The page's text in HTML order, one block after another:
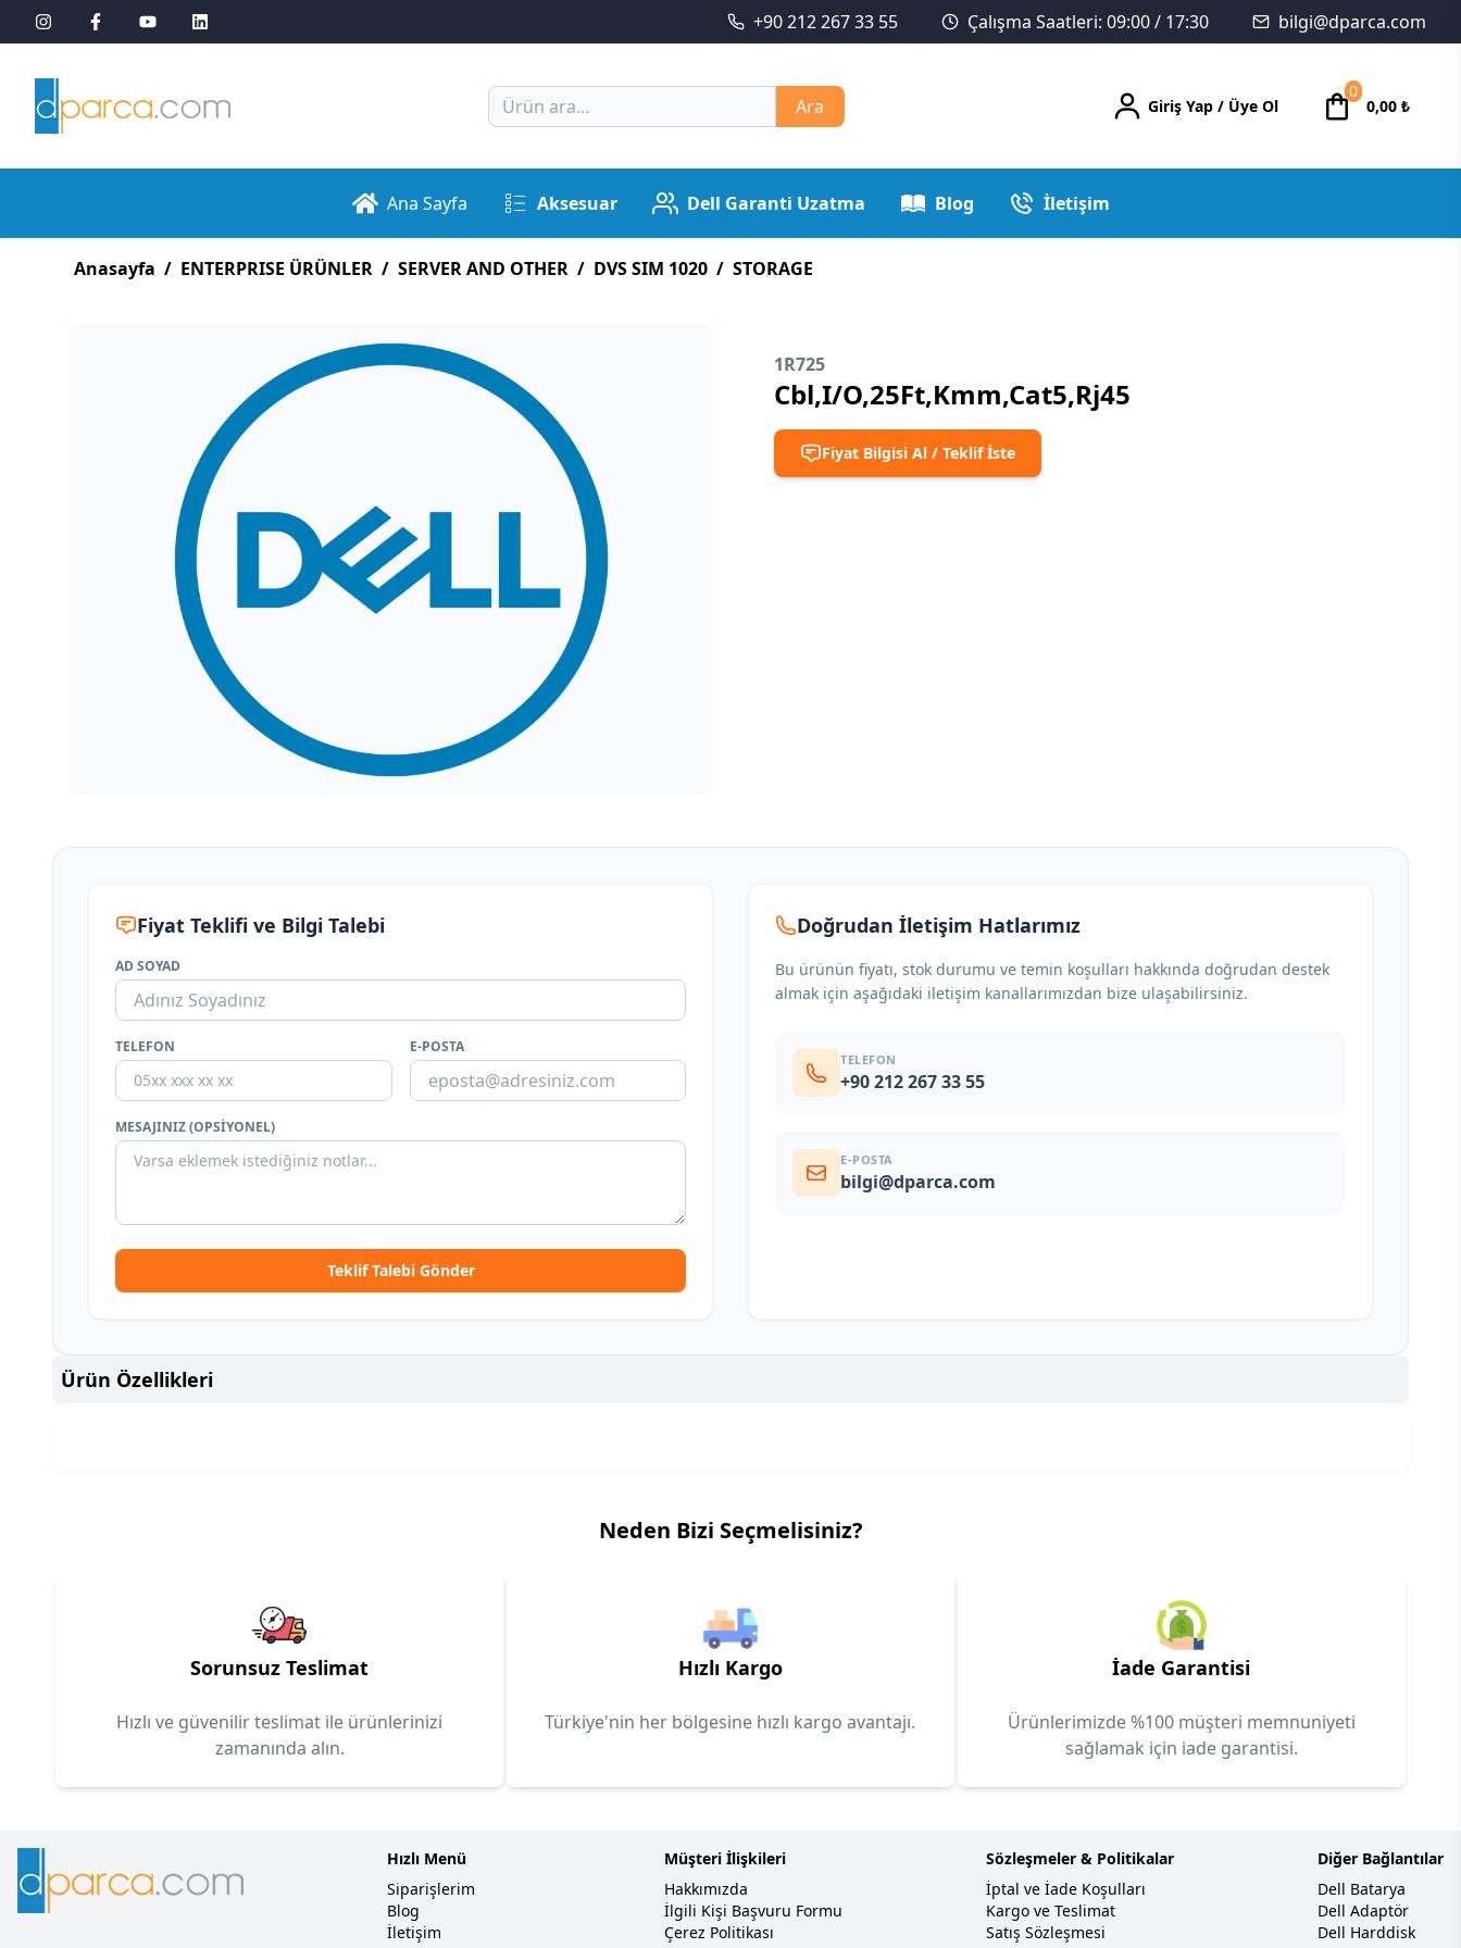
+90 212 267 33 55 Çalışma Saatleri: 09:00 / 17:30 bilgi@dparca.com
Ara Giriş Yap / Üye Ol
0
0,00 ₺
Ana Sayfa Aksesuar Dell Garanti Uzatma Blog İletişim
Anasayfa / ENTERPRISE ÜRÜNLER / SERVER AND OTHER / DVS SIM 1020 / STORAGE
1R725
Cbl,I/O,25Ft,Kmm,Cat5,Rj45
Fiyat Bilgisi Al / Teklif İste
Fiyat Teklifi ve Bilgi Talebi
AD SOYAD
TELEFON E-POSTA
MESAJINIZ (OPSIYONEL)
Teklif Talebi Gönder
Doğrudan İletişim Hatlarımız
Bu ürünün fiyatı, stok durumu ve temin koşulları hakkında doğrudan destek
almak için aşağıdaki iletişim kanallarımızdan bize ulaşabilirsiniz.
TELEFON
+90 212 267 33 55
E-POSTA
bilgi@dparca.com
Ürün Özellikleri
Neden Bizi Seçmelisiniz?
Sorunsuz Teslimat
Hızlı ve güvenilir teslimat ile ürünlerinizi
zamanında alın.
Hızlı Kargo
Türkiye'nin her bölgesine hızlı kargo avantajı.
İade Garantisi
Ürünlerimizde %100 müşteri memnuniyeti
sağlamak için iade garantisi.
Hızlı Menü
Siparişlerim
Blog
İletişim
Müşteri İlişkileri
Hakkımızda
İlgili Kişi Başvuru Formu
Çerez Politikası
Sözleşmeler & Politikalar
İptal ve İade Koşulları
Kargo ve Teslimat
Satış Sözleşmesi
Diğer Bağlantılar
Dell Batarya
Dell Adaptör
Dell Harddisk